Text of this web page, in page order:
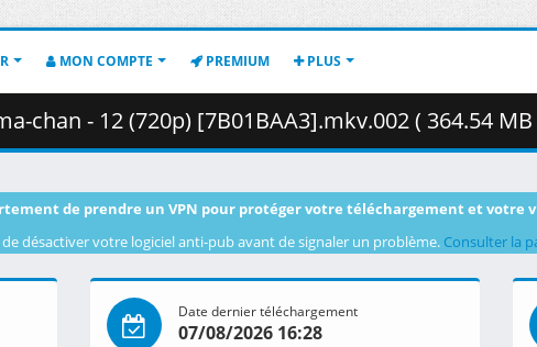
MON COMPTE PREMIUM PLUS
chan - 12 (720p) [7B01BAA3].mkv.002 ( 364.54 MB
de prendre un VPN pour protéger votre téléchargement et votre
désactiver votre logiciel anti-pub avant de signaler un problème. Consulter la
Date dernier téléchargement
07/08/2026 16:28